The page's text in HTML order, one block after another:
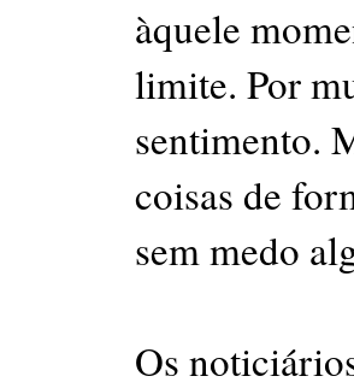
àquele
limite. Por
sentimento.
coisas de
sem medo
Os